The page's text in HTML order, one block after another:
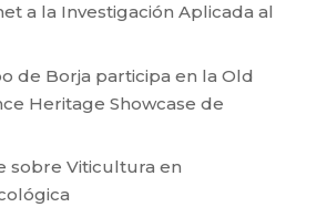
a la Investigación Aplicada al
de Borja participa en la Old
Heritage Showcase de
sobre Viticultura en